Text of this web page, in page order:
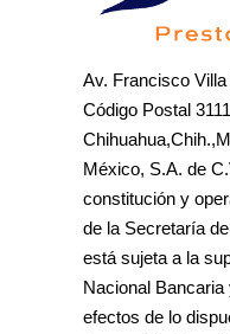
Av. Francisco
Código Postal
México, S.A. de
constitución y
de la Secretaría
está sujeta a la
Nacional
efectos de lo